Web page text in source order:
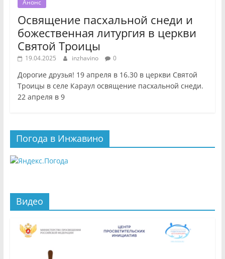
Анонс
Освящение пасхальной снеди и
божественная литургия в церкви
Святой Троицы
19.04.2025 inzhavino 0
Дорогие друзья! 19 апреля в 16.30 в церкви Святой
Троицы в селе Караул освящение пасхальной снеди.
22 апреля в 9
Погода в Инжавино
Видео